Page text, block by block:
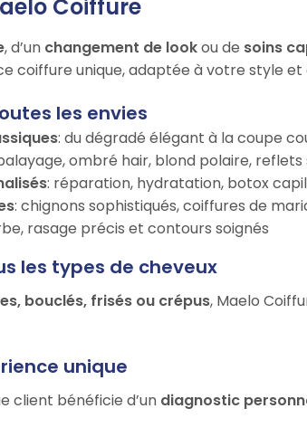
Coiffure
, d’un changement de lookou de soins
coiffure unique, adaptée à votre style et
les envies
: du dégradé élégant à la coupe
ombré hair, blond polaire, reflets
: réparation, hydratation, botox
: chignons sophistiqués, coiffures de
rasage précis et contours soignés
les types de cheveux
bouclés, frisés ou crépus, Maelo
unique
client bénéficie d’un diagnostic